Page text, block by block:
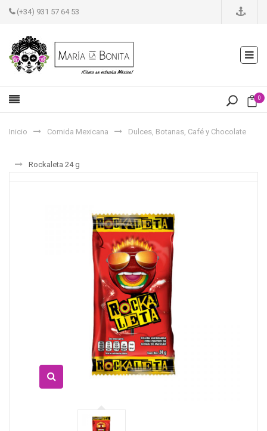
(+34) 931 57 64 53
0
Inicio Comida Mexicana Dulces, Botanas, Café y Chocolate
Rockaleta 24 g